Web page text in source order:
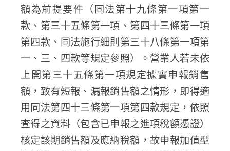
額為前提要件（同法第十九條第一項第一
款、第三十五條第一項、第四十三條第一項
第四款、同法施行細則第三十八條第一項第
一、三、四款等規定參照）。營業人若未依
上開第三十五條第一項規定據實申報銷售
額，致有短報、漏報銷售額之情形，即得適
用同法第四十三條第一項第四款規定，依照
查得之資料（包含已申報之進項稅額憑證）
核定該期銷售額及應納稅額，故申報加值型